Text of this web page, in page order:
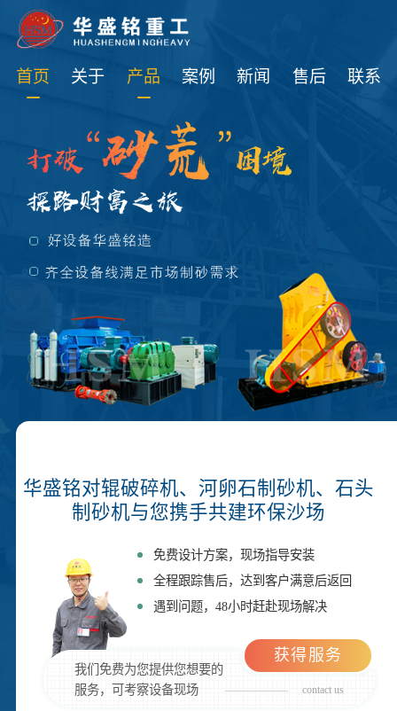
首页 关于 产品 案例 新闻 售后 联系
华盛铭对辊破碎机、河卵石制砂机、石头
制砂机与您携手共建环保沙场
免费设计方案，现场指导安装
全程跟踪售后，达到客户满意后返回
遇到问题，48小时赶赴现场解决
我们免费为您提供您想要的
服务，可考察设备现场
contact us
获得服务